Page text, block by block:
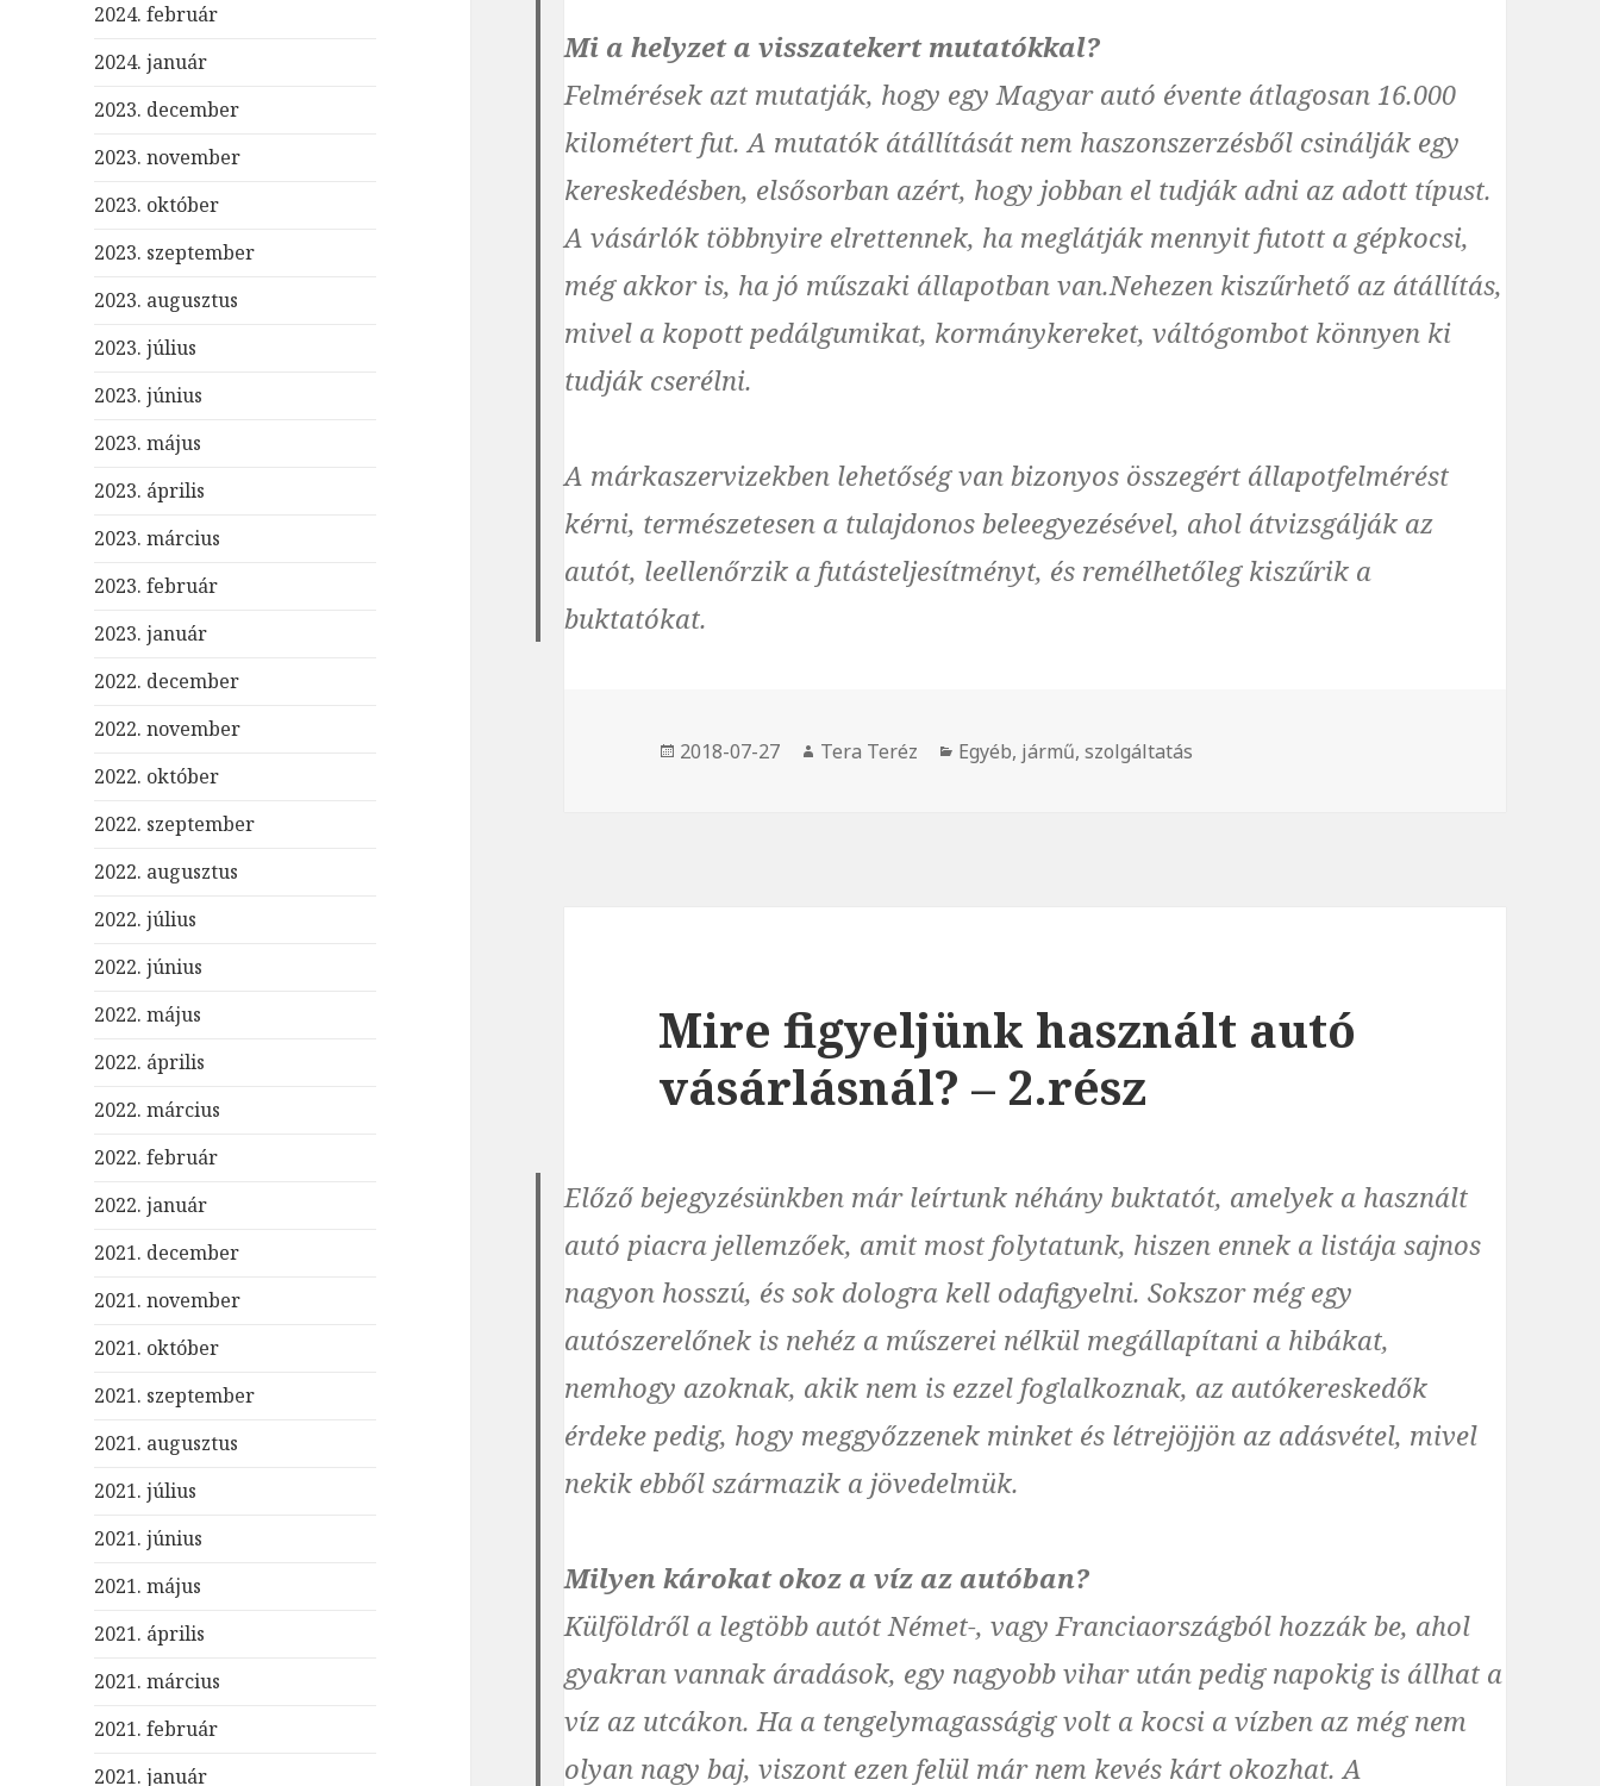
2024. február
2024. január
2023. december
2023. november
2023. október
2023. szeptember
2023. augusztus
2023. július
2023. június
2023. május
2023. április
2023. március
2023. február
2023. január
2022. december
2022. november
2022. október
2022. szeptember
2022. augusztus
2022. július
2022. június
2022. május
2022. április
2022. március
2022. február
2022. január
2021. december
2021. november
2021. október
2021. szeptember
2021. augusztus
2021. július
2021. június
2021. május
2021. április
2021. március
2021. február
2021. január
Mi a helyzet a visszatekert mutatókkal?
Felmérések azt mutatják, hogy egy Magyar autó évente átlagosan 16.000
kilométert fut. A mutatók átállítását nem haszonszerzésből csinálják egy
kereskedésben, elsősorban azért, hogy jobban el tudják adni az adott típust.
A vásárlók többnyire elrettennek, ha meglátják mennyit futott a gépkocsi,
még akkor is, ha jó műszaki állapotban van.Nehezen kiszűrhető az átállítás,
mivel a kopott pedálgumikat, kormánykereket, váltógombot könnyen ki
tudják cserélni.
A márkaszervizekben lehetőség van bizonyos összegért állapotfelmérést
kérni, természetesen a tulajdonos beleegyezésével, ahol átvizsgálják az
autót, leellenőrzik a futásteljesítményt, és remélhetőleg kiszűrik a
buktatókat.
Közzétéve
2018-07-27 Szerző
Tera Teréz Kategória
Egyéb, jármű,szolgáltatás
Mire figyeljünk használt autó
vásárlásnál? – 2.rész
Előző bejegyzésünkben már leírtunk néhány buktatót, amelyek a használt
autó piacra jellemzőek, amit most folytatunk, hiszen ennek a listája sajnos
nagyon hosszú, és sok dologra kell odafigyelni. Sokszor még egy
autószerelőnek is nehéz a műszerei nélkül megállapítani a hibákat,
nemhogy azoknak, akik nem is ezzel foglalkoznak, az autókereskedők
érdeke pedig, hogy meggyőzzenek minket és létrejöjjön az adásvétel, mivel
nekik ebből származik a jövedelmük.
Milyen károkat okoz a víz az autóban?
Külföldről a legtöbb autót Német-, vagy Franciaországból hozzák be, ahol
gyakran vannak áradások, egy nagyobb vihar után pedig napokig is állhat a
víz az utcákon. Ha a tengelymagasságig volt a kocsi a vízben az még nem
olyan nagy baj, viszont ezen felül már nem kevés kárt okozhat. A